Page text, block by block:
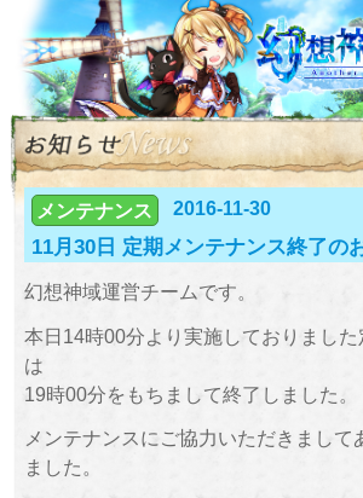
メンテナンス 2016-11-30
11月30日 定期メンテナンス終了の
幻想神域運営チームです。
本日14時00分より実施しておりました
は
19時00分をもちまして終了しました。
メンテナンスにご協力いただきまして
ました。